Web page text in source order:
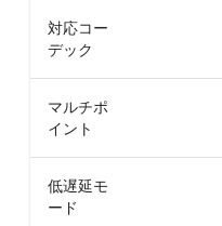
対応コー
デック
マルチポ
イント
低遅延モ
ード